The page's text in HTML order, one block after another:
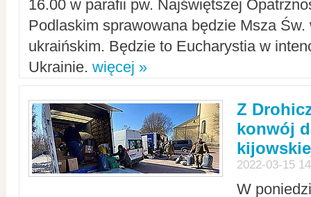
16.00 w parafii pw. Najświętszej
Podlaskim sprawowana będzie Msza Św.
ukraińskim. Będzie to Eucharystia w
Ukrainie. więcej »
Z
konwój
2022-03-15
W